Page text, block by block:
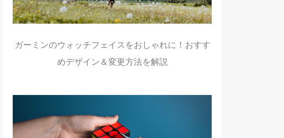
ガーミンのウォッチフェイスをおしゃれに！おすす
めデザイン＆変更方法を解説